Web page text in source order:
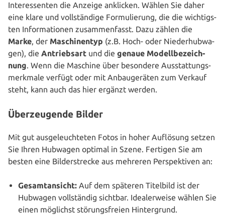
Inter­es­sen­ten die Anzeige anklicken. Wählen Sie daher
eine klare und voll­stän­di­ge For­mu­lie­rung, die die wich­tigs­
ten Infor­ma­tio­nen zusam­men­fasst. Dazu zählen die
Marke, der Maschi­nen­typ (z.B. Hoch- oder Nie­der­hub­wa­
gen), die Antriebs­art und die genaue Modell­be­zeich­
nung. Wenn die Maschine über besondere Aus­stat­tungs­
merk­ma­le verfügt oder mit Anbau­ge­rä­ten zum Verkauf
steht, kann auch das hier ergänzt werden.
Überzeugende Bilder
Mit gut aus­ge­leuch­te­ten Fotos in hoher Auflösung setzen
Sie Ihren Hubwagen optimal in Szene. Fertigen Sie am
besten eine Bil­der­stre­cke aus mehreren Per­spek­ti­ven an:
Gesamt­an­sicht: Auf dem späteren Titelbild ist der
Hubwagen voll­stän­dig sichtbar. Idea­ler­wei­se wählen Sie
einen möglichst stö­rungs­frei­en Hintergrund.